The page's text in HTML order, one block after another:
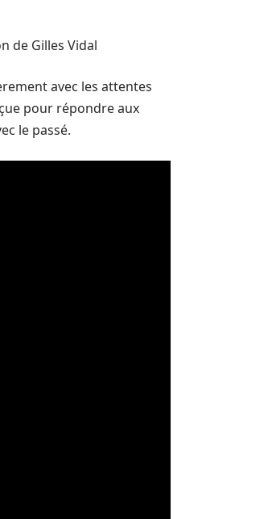
de Gilles Vidal
avec les attentes
pour répondre aux
le passé.